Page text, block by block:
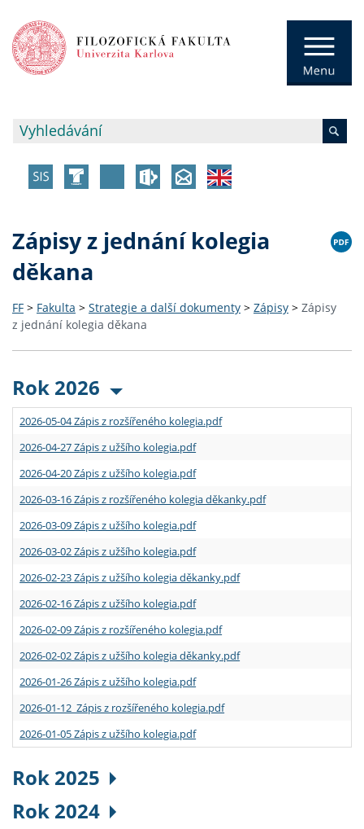
Zápisy z jednání kolegia
děkana
FF > Fakulta > Strategie a další dokumenty > Zápisy > Zápisy
z jednání kolegia děkana
Rok 2026
2026-05-04 Zápis z rozšířeného kolegia.pdf
2026-04-27 Zápis z užšího kolegia.pdf
2026-04-20 Zápis z užšího kolegia.pdf
2026-03-16 Zápis z rozšířeného kolegia děkanky.pdf
2026-03-09 Zápis z užšího kolegia.pdf
2026-03-02 Zápis z užšího kolegia.pdf
2026-02-23 Zápis z užšího kolegia děkanky.pdf
2026-02-16 Zápis z užšího kolegia.pdf
2026-02-09 Zápis z rozšířeného kolegia.pdf
2026-02-02 Zápis z užšího kolegia děkanky.pdf
2026-01-26 Zápis z užšího kolegia.pdf
2026-01-12 Zápis z rozšířeného kolegia.pdf
2026-01-05 Zápis z užšího kolegia.pdf
Rok 2025
Rok 2024